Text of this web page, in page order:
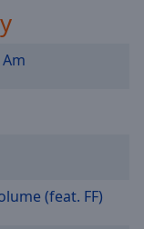
(feat. FF)